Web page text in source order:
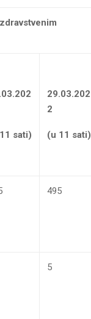
sati)
29.03.202
2
(u 11 sati)
495
5